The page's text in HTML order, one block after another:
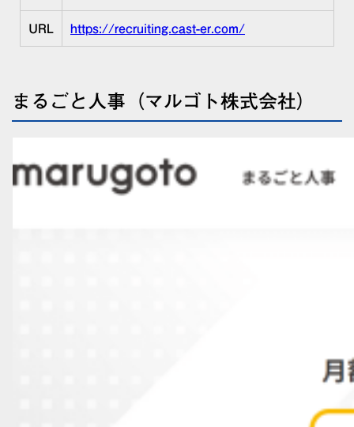
URL https://recruiting.cast-er.com/
まるごと人事（マルゴト株式会社）